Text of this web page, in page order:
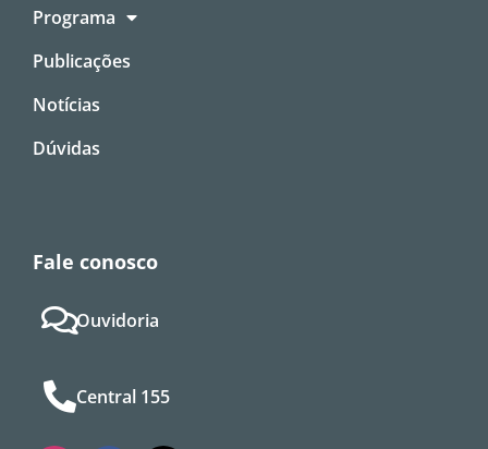
Programa
Publicações
Notícias
Dúvidas
Fale conosco
Ouvidoria
Central 155